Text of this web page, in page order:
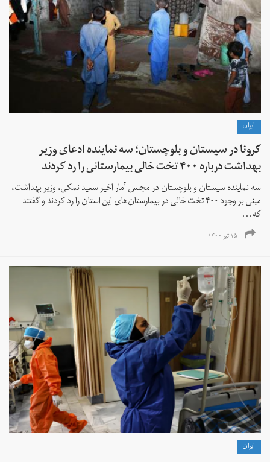
ايران
کرونا در سیستان و بلوچستان؛ سه نماینده ادعای وزیر
بهداشت درباره ۴۰۰ تخت خالی بیمارستانی را رد کردند
سه نماینده سیستان و بلوچستان در مجلس آمار اخیر سعید نمکی، وزیر بهداشت،
مبنی بر وجود ۴۰۰ تخت خالی در بیمارستان‌های این استان را رد کردند و گفتند
که...
۱۵ تیر ۱۴۰۰
ايران